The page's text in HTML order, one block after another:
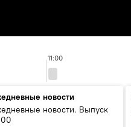
11:00
новости
новости. Выпуск